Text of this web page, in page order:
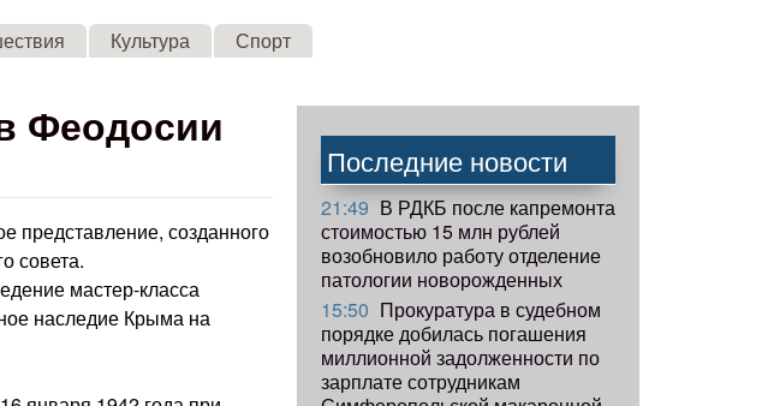
Культура Спорт
Феодосии
представление, созданного
совета.
мастер-класса
наследие Крыма на
Последние новости
21:49 В РДКБ после капремонта
стоимостью 15 млн рублей
возобновило работу отделение
патологии новорожденных
15:50 Прокуратура в судебном
порядке добилась погашения
миллионной задолженности по
зарплате сотрудникам